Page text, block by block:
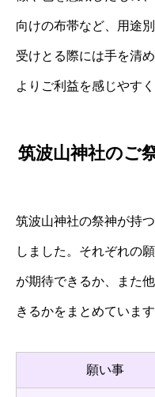
向けの布帯など、用途
受けとる際には手を清
よりご利益を感じやすく
筑波山神社のご
筑波山神社の祭神が持
しました。それぞれの
が期待できるか、また
きるかをまとめています
願い事